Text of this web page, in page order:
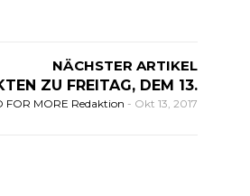
NÄCHSTER ARTIKEL
ZU FREITAG, DEM 13.
FOR MORE Redaktion - Okt 13, 2017